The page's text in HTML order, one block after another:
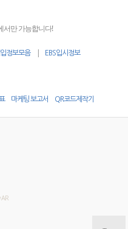
서만 가능합니다!
정보모음| EBS입시정보
마케팅 보고서 QR코드제작기